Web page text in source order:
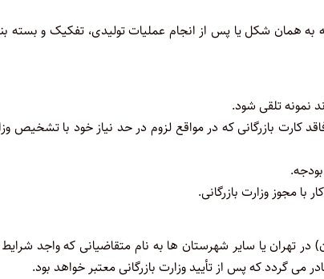
به همان شکل یا پس از انجام عملیات تولیدی، تفکیک و بسته
کارت بازرگانی که در مواقع لزوم در حد نیاز خود با تشخیص
در تهران یا سایر شهرستان ها به نام متقاضیانی که واجد شرایط
که پس از تأیید وزارت بازرگانی معتبر خواهد بود.